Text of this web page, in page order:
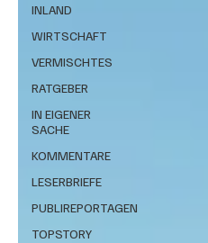
INLAND
WIRTSCHAFT
VERMISCHTES
RATGEBER
IN EIGENER
SACHE
KOMMENTARE
LESERBRIEFE
PUBLIREPORTAGEN
TOPSTORY